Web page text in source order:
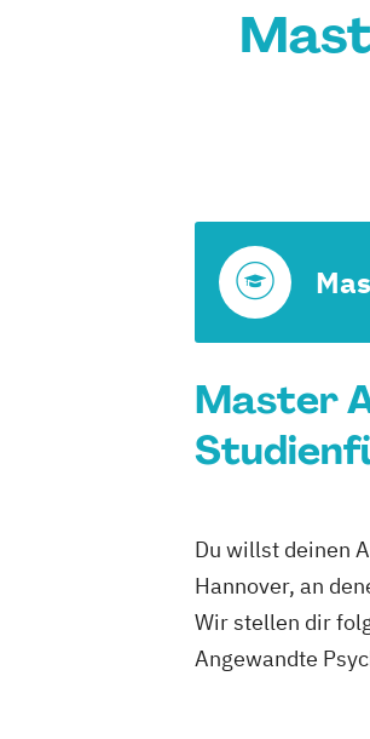
Master
Du willst deinen
Hannover, an
Wir stellen dir
Angewandte